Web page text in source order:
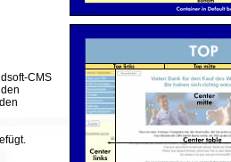
CMS